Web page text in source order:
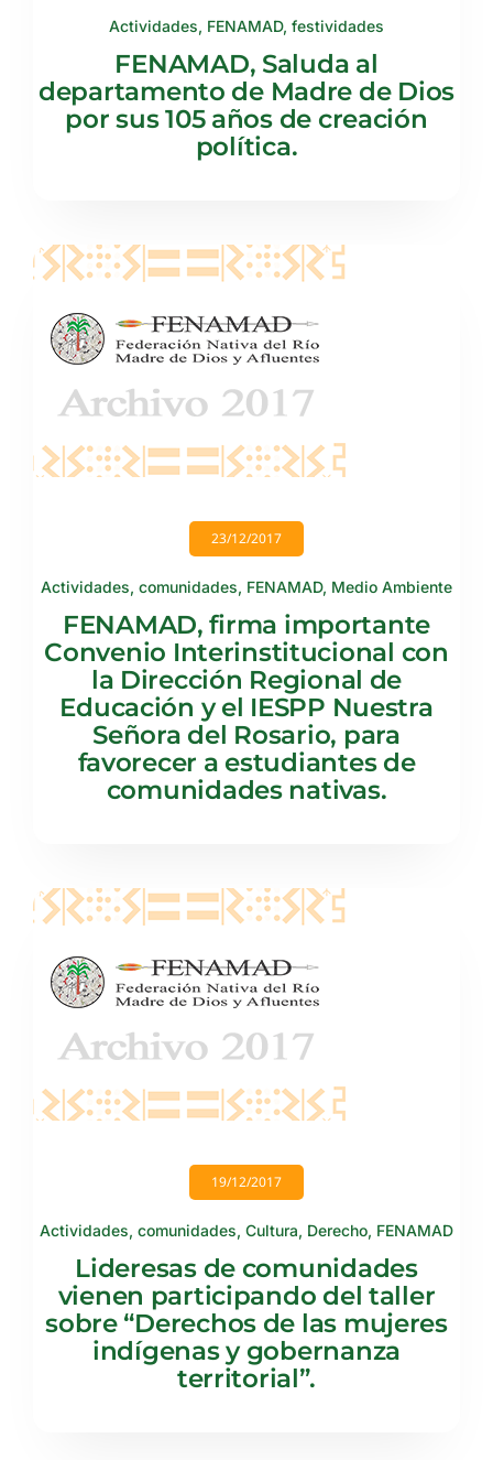
Actividades, FENAMAD, festividades
FENAMAD, Saluda al
departamento de Madre de Dios
por sus 105 años de creación
política.
23/12/2017
Actividades, comunidades, FENAMAD, Medio Ambiente
FENAMAD, firma importante
Convenio Interinstitucional con
la Dirección Regional de
Educación y el IESPP Nuestra
Señora del Rosario, para
favorecer a estudiantes de
comunidades nativas.
19/12/2017
Actividades, comunidades, Cultura, Derecho, FENAMAD
Lideresas de comunidades
vienen participando del taller
sobre “Derechos de las mujeres
indígenas y gobernanza
territorial”.